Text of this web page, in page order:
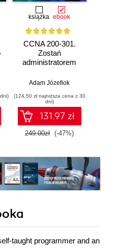
książka ebook
CCNA 200-301.
Zostań
administratorem
komputerowych
Adam Józefiok
(124,50 zł najniższa cena z 30
dni)
131.97 zł
249.00zł (-47%)
taught programmer and an